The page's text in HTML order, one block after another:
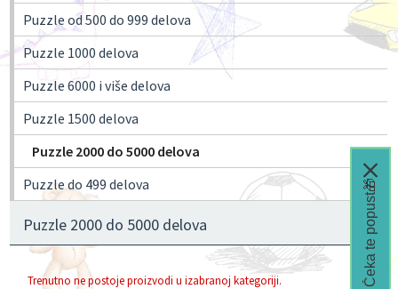
Puzzle od 500 do 999 delova
Puzzle 1000 delova
Puzzle 6000 i više delova
Puzzle 1500 delova
Puzzle 2000 do 5000 delova
Puzzle do 499 delova
Puzzle 2000 do 5000 delova
Trenutno ne postoje proizvodi u izabranoj kategoriji. Čeka te popust🎁